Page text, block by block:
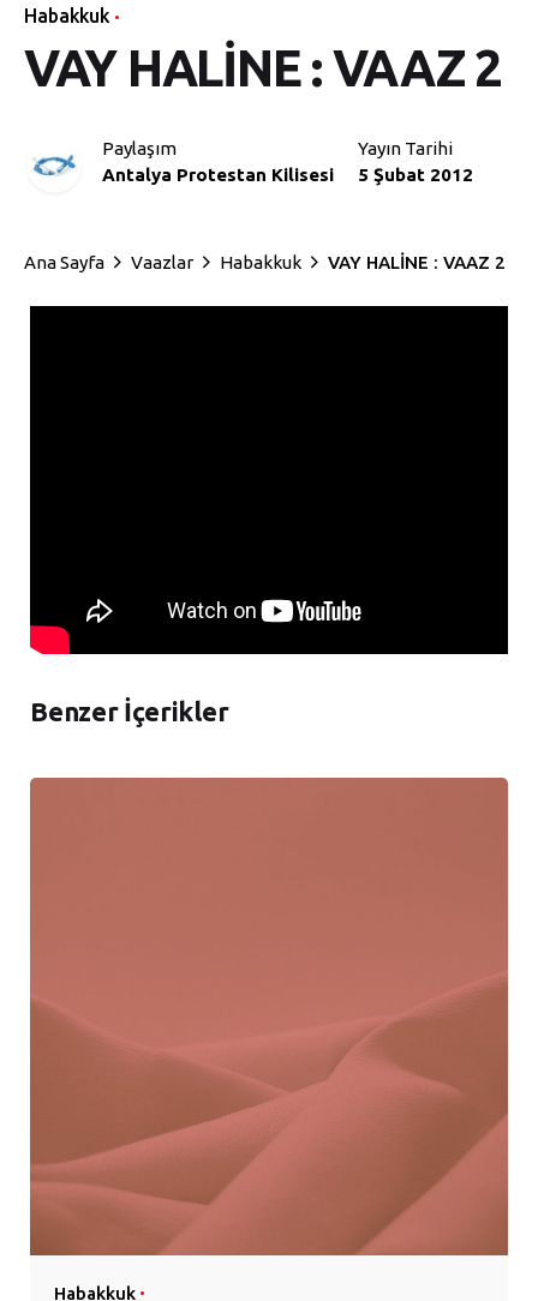
Habakkuk
VAY HALİNE : VAAZ 2
Paylaşım
Antalya Protestan Kilisesi
Yayın Tarihi
5 Şubat 2012
Ana Sayfa Vaazlar Habakkuk VAY HALİNE : VAAZ 2
Benzer İçerikler
Habakkuk